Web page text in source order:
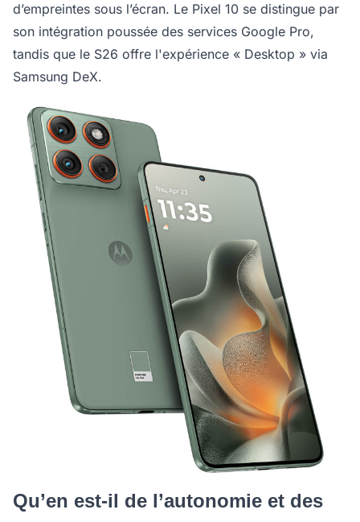
d’empreintes sous l’écran. Le Pixel 10 se distingue par
son intégration poussée des services Google Pro,
tandis que le S26 offre l'expérience « Desktop » via
Samsung DeX.
Qu’en est-il de l’autonomie et des